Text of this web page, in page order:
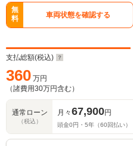
無
料
車両状態を確認する
支払総額(税込)
360 万円
（諸費用30万円含む）
通常ローン
（税込）
月々67,900円
頭金0円・ 5年（60 回払い）